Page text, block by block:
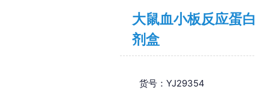
大鼠血小板反应蛋
剂盒
货号：YJ29354